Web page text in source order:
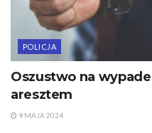
POLICJA
Oszustwo na
aresztem
9 MAJA 2024